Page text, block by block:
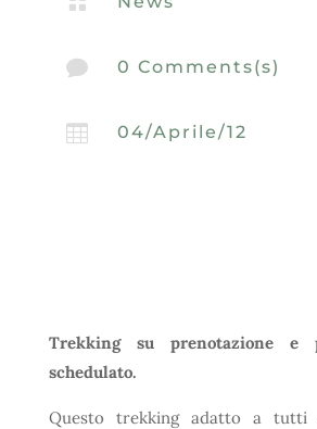
 0 Comments(s)
 04/Aprile/12
Trekking su prenotazione e
schedulato.
Questo trekking adatto a tutti